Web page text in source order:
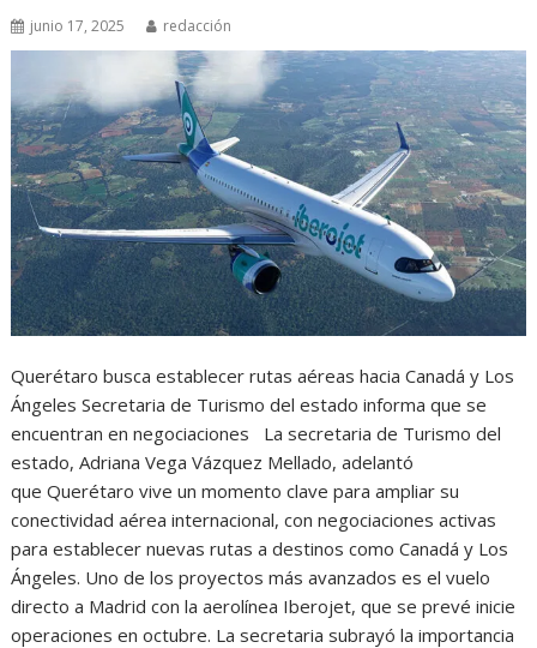
junio 17, 2025 redacción
Querétaro busca establecer rutas aéreas hacia Canadá y Los
Ángeles Secretaria de Turismo del estado informa que se
encuentran en negociaciones La secretaria de Turismo del
estado, Adriana Vega Vázquez Mellado, adelantó
que Querétaro vive un momento clave para ampliar su
conectividad aérea internacional, con negociaciones activas
para establecer nuevas rutas a destinos como Canadá y Los
Ángeles. Uno de los proyectos más avanzados es el vuelo
directo a Madrid con la aerolínea Iberojet, que se prevé inicie
operaciones en octubre. La secretaria subrayó la importancia